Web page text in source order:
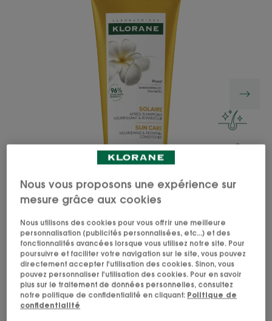
L'Après-shampoing nourrissant et réparateur au
Tamanu BIO et Monoï répare, nourrit et sublime les
cheveux après l’exposition au soleil.
1% Monoï de Tahiti. Appellation d'origine.
Nous vous proposons une expérience sur
mesure grâce aux cookies
Nous utilisons des cookies pour vous offrir une meilleure
personnalisation (publicités personnalisées, etc...) et des
fonctionnalités avancées lorsque vous utilisez notre site. Pour
poursuivre et faciliter votre navigation sur le site, vous pouvez
directement accepter l'utilisation des cookies. Sinon, vous
pouvez personnaliser l'utilisation des cookies. Pour en savoir
plus sur le traitement de données personnelles, consultez
notre politique de confidentialité en cliquant: Politique de
confidentialité